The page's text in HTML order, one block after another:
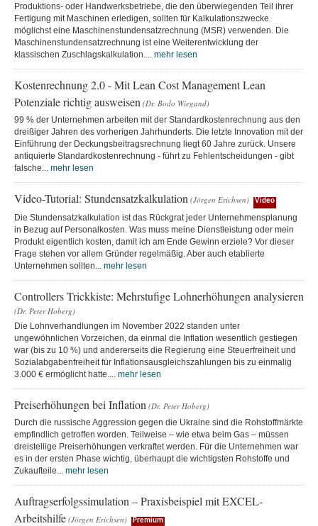
Produktions- oder Handwerksbetriebe, die den überwiegenden Teil ihrer
Fertigung mit Maschinen erledigen, sollten für Kalkulationszwecke
möglichst eine Maschinenstundensatzrechnung (MSR) verwenden. Die
Maschinenstundensatzrechnung ist eine Weiterentwicklung der
klassischen Zuschlagskalkulation.... mehr lesen
Kostenrechnung 2.0 - Mit Lean Cost Management Lean
Potenziale richtig ausweisen (Dr. Bodo Wiegand)
99 % der Unternehmen arbeiten mit der Standardkostenrechnung aus den
dreißiger Jahren des vorherigen Jahrhunderts. Die letzte Innovation mit der
Einführung der Deckungsbeitragsrechnung liegt 60 Jahre zurück. Unsere
antiquierte Standardkostenrechnung - führt zu Fehlentscheidungen - gibt
falsche... mehr lesen
Video-Tutorial: Stundensatzkalkulation (Jörgen Erichsen) Video
Die Stundensatzkalkulation ist das Rückgrat jeder Unternehmensplanung
in Bezug auf Personalkosten. Was muss meine Dienstleistung oder mein
Produkt eigentlich kosten, damit ich am Ende Gewinn erziele? Vor dieser
Frage stehen vor allem Gründer regelmäßig. Aber auch etablierte
Unternehmen sollten... mehr lesen
Controllers Trickkiste: Mehrstufige Lohnerhöhungen analysieren
(Dr. Peter Hoberg)
Die Lohnverhandlungen im November 2022 standen unter
ungewöhnlichen Vorzeichen, da einmal die Inflation wesentlich gestiegen
war (bis zu 10 %) und andererseits die Regierung eine Steuerfreiheit und
Sozialabgabenfreiheit für Inflationsausgleichszahlungen bis zu einmalig
3.000 € ermöglicht hatte.... mehr lesen
Preiserhöhungen bei Inflation (Dr. Peter Hoberg)
Durch die russische Aggression gegen die Ukraine sind die Rohstoffmärkte
empfindlich getroffen worden. Teilweise – wie etwa beim Gas – müssen
dreistellige Preiserhöhungen verkraftet werden. Für die Unternehmen war
es in der ersten Phase wichtig, überhaupt die wichtigsten Rohstoffe und
Zukaufteile... mehr lesen
Auftragserfolgssimulation – Praxisbeispiel mit EXCEL-
Arbeitshilfe (Jörgen Erichsen) Premium